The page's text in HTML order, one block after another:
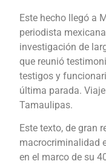
Este hecho llegó a
periodista
investigación de
que reunió
testigos y
última parada.
Tamaulipas.
Este texto, de gran
macrocriminalidad
en el marco de su